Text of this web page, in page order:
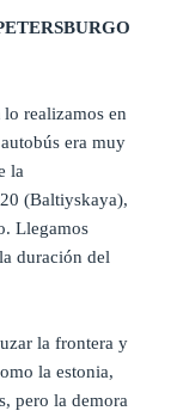
lo realizamos en
era muy
la
(Baltiyskaya),
Llegamos
duración del
la frontera y
la estonia,
pero la demora